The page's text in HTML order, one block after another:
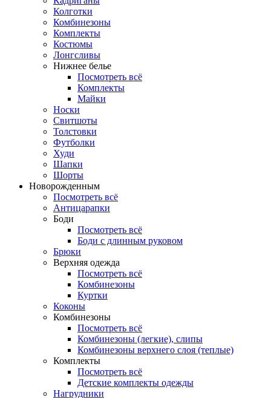
Колготки
Комбинезоны
Комплекты
Костюмы
Лонгсливы
Нижнее белье
Посмотреть всё
Комплекты
Майки
Носки
Свитшоты
Толстовки
Футболки
Худи
Шапки
Шорты
Новорожденным
Посмотреть всё
Антицарапки
Боди
Посмотреть всё
Боди с длинным руковом
Брюки
Верхняя одежда
Посмотреть всё
Комбинезоны
Куртки
Коконы
Комбинезоны
Посмотреть всё
Комбинезоны (легкие), слипы
Комбинезоны верхнего слоя (теплые)
Комплекты
Посмотреть всё
Детские комплекты одежды
Нагрудники